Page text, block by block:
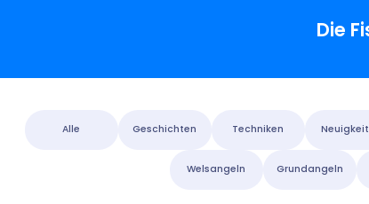
Die
Alle Geschichten Techniken
Welsangeln Grundangeln